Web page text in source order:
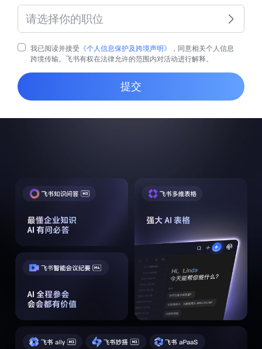
请选择你的职位
我已阅读并接受 《个人信息保护及跨境声明》
，同意相关个人信息
跨境传输。飞书有权在法律允许的范围内对活动进行解释。
提交